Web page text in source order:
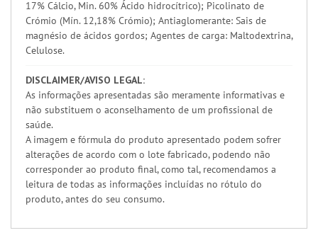
17% Cálcio, Min. 60% Ácido hidrocítrico); Picolinato de
Crómio (Mín. 12,18% Crómio); Antiaglomerante: Sais de
magnésio de ácidos gordos; Agentes de carga: Maltodextrina,
Celulose.
DISCLAIMER/AVISO LEGAL:
As informações apresentadas são meramente informativas e
não substituem o aconselhamento de um profissional de
saúde.
A imagem e fórmula do produto apresentado podem sofrer
alterações de acordo com o lote fabricado, podendo não
corresponder ao produto final, como tal, recomendamos a
leitura de todas as informações incluídas no rótulo do
produto, antes do seu consumo.